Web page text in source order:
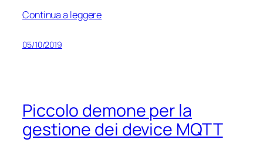
Continua a leggere
05/10/2019
Piccolo demone per la
gestione dei device MQTT